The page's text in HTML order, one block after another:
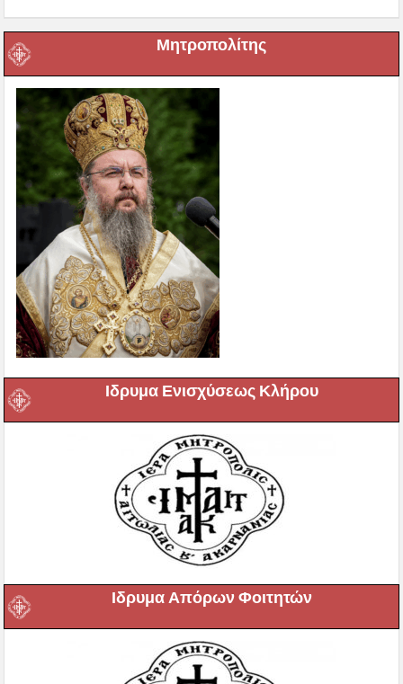
Μητροπολίτης
Ιδρυμα Ενισχύσεως Κλήρου
Ιδρυμα Απόρων Φοιτητών